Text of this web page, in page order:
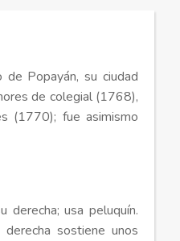
Popayán, su ciudad
de colegial (1768),
(1770); fue asimismo
derecha; usa peluquín.
sostiene unos